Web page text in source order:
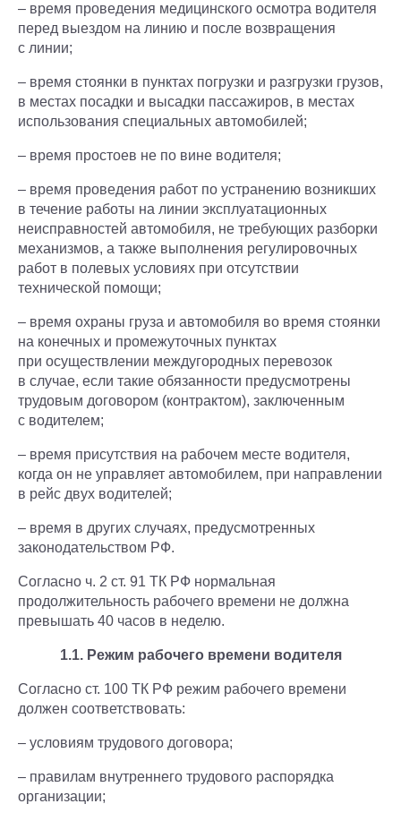
– время проведения медицинского осмотра водителя
перед выездом на линию и после возвращения
с линии;
– время стоянки в пунктах погрузки и разгрузки грузов,
в местах посадки и высадки пассажиров, в местах
использования специальных автомобилей;
– время простоев не по вине водителя;
– время проведения работ по устранению возникших
в течение работы на линии эксплуатационных
неисправностей автомобиля, не требующих разборки
механизмов, а также выполнения регулировочных
работ в полевых условиях при отсутствии
технической помощи;
– время охраны груза и автомобиля во время стоянки
на конечных и промежуточных пунктах
при осуществлении междугородных перевозок
в случае, если такие обязанности предусмотрены
трудовым договором (контрактом), заключенным
с водителем;
– время присутствия на рабочем месте водителя,
когда он не управляет автомобилем, при направлении
в рейс двух водителей;
– время в других случаях, предусмотренных
законодательством РФ.
Согласно ч. 2 ст. 91 ТК РФ нормальная
продолжительность рабочего времени не должна
превышать 40 часов в неделю.
1.1.Режим рабочего времени водителя
Согласно ст. 100 ТК РФ режим рабочего времени
должен соответствовать:
– условиям трудового договора;
– правилам внутреннего трудового распорядка
организации;